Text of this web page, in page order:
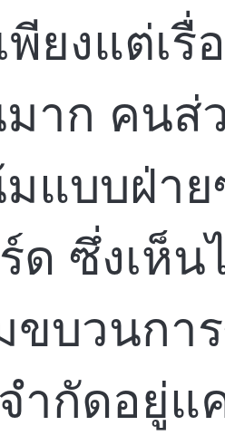
ยงแต่เรื่
าก คนส่
แบบฝ่า
ด ซึ่งเห็
ขบวนกา
ำกัดอยู่แ